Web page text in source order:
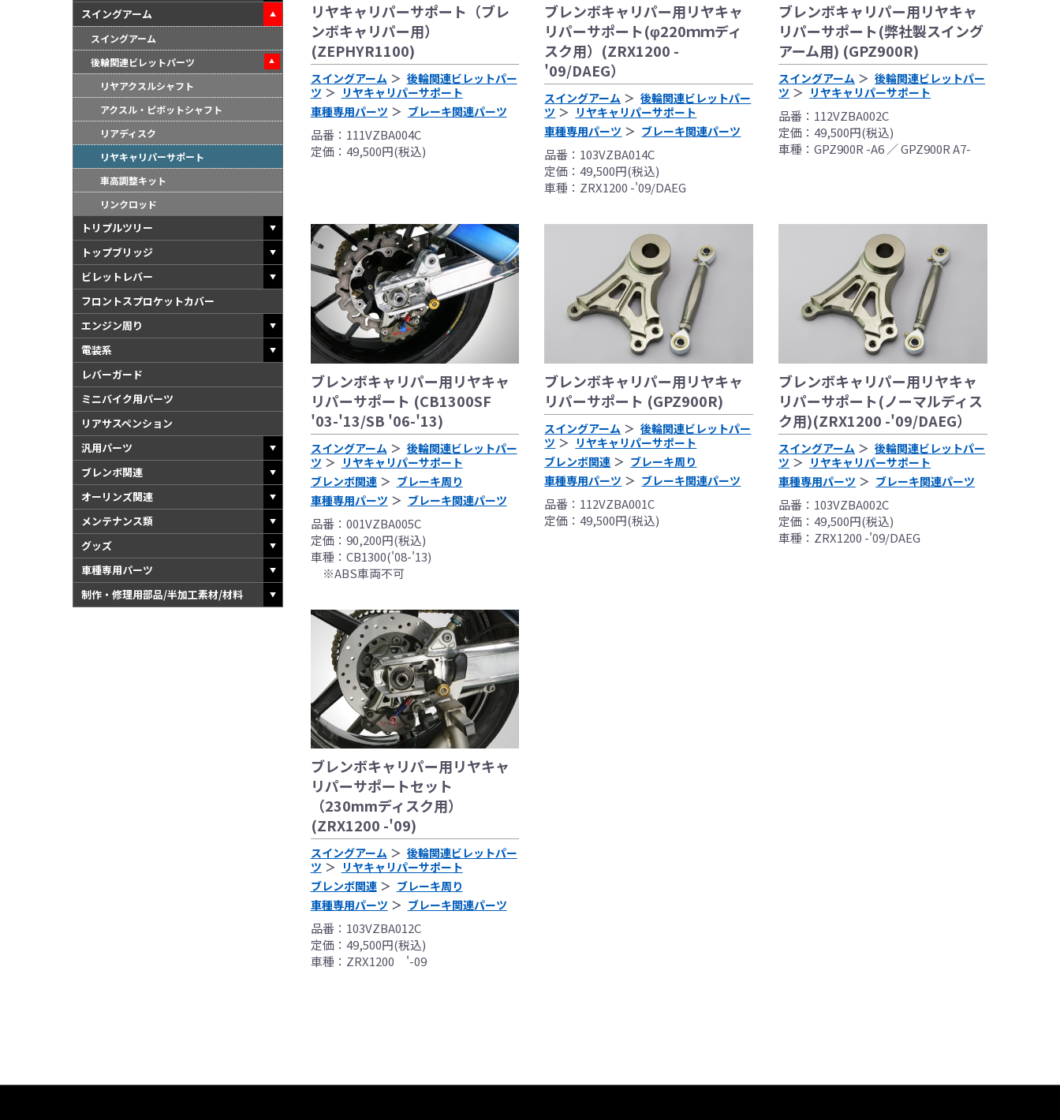
スイングアーム
スイングアーム
後輪関連ビレットパーツ
リヤアクスルシャフト
アクスル・ピボットシャフト
リアディスク
リヤキャリパーサポート
車高調整キット
リンクロッド
トリプルツリー
トップブリッジ
ビレットレバー
フロントスプロケットカバー
エンジン周り
電装系
レバーガード
ミニバイク用パーツ
リアサスペンション
汎用パーツ
ブレンボ関連
オーリンズ関連
メンテナンス類
グッズ
車種専用パーツ
制作・修理用部品/半加工素材/材料
リヤキャリパーサポート（ブレ
ンボキャリパー用）
(ZEPHYR1100)
スイングアーム
後輪関連ビレットパー
ツ
リヤキャリパーサポート
車種専用パーツ
ブレーキ関連パーツ
品番：111VZBA004C
定価：49,500円(税込)
ブレンボキャリパー用リヤキャ
リパーサポート(φ220ｍｍディ
スク用）(ZRX1200 -
'09/DAEG）
スイングアーム
後輪関連ビレットパー
ツ
リヤキャリパーサポート
車種専用パーツ
ブレーキ関連パーツ
品番：103VZBA014C
定価：49,500円(税込)
車種：ZRX1200 -'09/DAEG
ブレンボキャリパー用リヤキャ
リパーサポート(弊社製スイング
アーム用) (GPZ900R)
スイングアーム
後輪関連ビレットパー
ツ
リヤキャリパーサポート
品番：112VZBA002C
定価：49,500円(税込)
車種：GPZ900R -A6 ／ GPZ900R A7-
ブレンボキャリパー用リヤキャ
リパーサポート (CB1300SF
'03-'13/SB '06-'13)
スイングアーム
後輪関連ビレットパー
ツ
リヤキャリパーサポート
ブレンボ関連
ブレーキ周り
車種専用パーツ
ブレーキ関連パーツ
品番：001VZBA005C
定価：90,200円(税込)
車種：CB1300('08-'13)
※ABS車両不可
ブレンボキャリパー用リヤキャ
リパーサポート (GPZ900R)
スイングアーム
後輪関連ビレットパー
ツ
リヤキャリパーサポート
ブレンボ関連
ブレーキ周り
車種専用パーツ
ブレーキ関連パーツ
品番：112VZBA001C
定価：49,500円(税込)
ブレンボキャリパー用リヤキャ
リパーサポート(ノーマルディス
ク用)(ZRX1200 -'09/DAEG）
スイングアーム
後輪関連ビレットパー
ツ
リヤキャリパーサポート
車種専用パーツ
ブレーキ関連パーツ
品番：103VZBA002C
定価：49,500円(税込)
車種：ZRX1200 -'09/DAEG
ブレンボキャリパー用リヤキャ
リパーサポートセット
（230mmディスク用）
(ZRX1200 -'09)
スイングアーム
後輪関連ビレットパー
ツ
リヤキャリパーサポート
ブレンボ関連
ブレーキ周り
車種専用パーツ
ブレーキ関連パーツ
品番：103VZBA012C
定価：49,500円(税込)
車種：ZRX1200 '-09
●当HP内では、マフラーの取付けイメージをわかりやすくするために一般車両に装着した写真を使用
しております。
●レーシングパーツはサーキットにおけるスポーツ走行ならびにレース使用を目的としており公道
（※）での使用は出来ません。
●国内で開催される全ての競技に対応するわけではございません。
レースでの使用に際しては、主催者が発行する競技規則を確認の上、お客様ご自身の判断により装着
をお願い致します。
●取り付けについては専門の資格と知識・経験を有した整備士が、指定のサービスマニュアル、指定の
基準に基づいた取り付けを行ってください。
なお、取付時、使用時、その他で起きた全ての事故、故障に対し保険、保証等は一切無く、商品の返
品、クレーム等も受付できませんので、あらかじめご了承ください。
●商品の仕様・価格につきましては事前の予告無く変更となる場合がありますので了承願います。
●商品は、予告無く販売終了する場合がありますのでご了承願います。